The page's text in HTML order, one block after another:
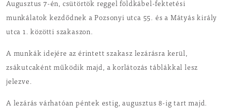
Augusztus 7-én, csütörtök reggel földkábel-fektetési
munkálatok kezdődnek a Pozsonyi utca 55. és a Mátyás király
utca 1. közötti szakaszon.
A munkák idejére az érintett szakasz lezárásra kerül,
zsákutcaként működik majd, a korlátozás táblákkal lesz
jelezve.
A lezárás várhatóan péntek estig, augusztus 8-ig tart majd.